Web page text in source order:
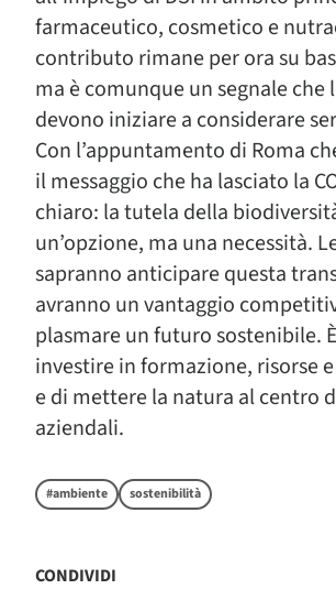
farmaceutico, cosmetico e
contributo rimane per ora su
ma è comunque un segnale che
devono iniziare a considerare
Con l’appuntamento di Roma
il messaggio che ha lasciato la
chiaro: la tutela della
un’opzione, ma una necessità.
sapranno anticipare questa
avranno un vantaggio
plasmare un futuro sostenibile.
investire in formazione, risorse
e di mettere la natura al centro
aziendali.
#ambiente sostenibilità
CONDIVIDI